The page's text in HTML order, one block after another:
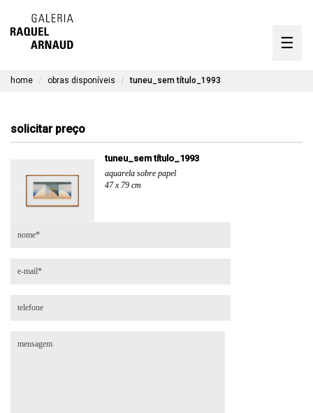
☰
timeline
contato
home obras disponíveis tuneu_sem título_1993
solicitar preço
tuneu_sem título_1993
aquarela sobre papel
47 x 79 cm